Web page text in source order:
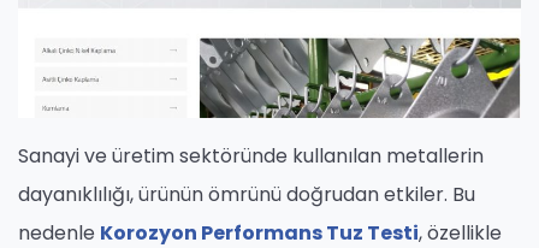
Sanayi ve üretim sektöründe kullanılan metallerin
dayanıklılığı, ürünün ömrünü doğrudan etkiler. Bu
nedenle Korozyon Performans Tuz Testi, özellikle